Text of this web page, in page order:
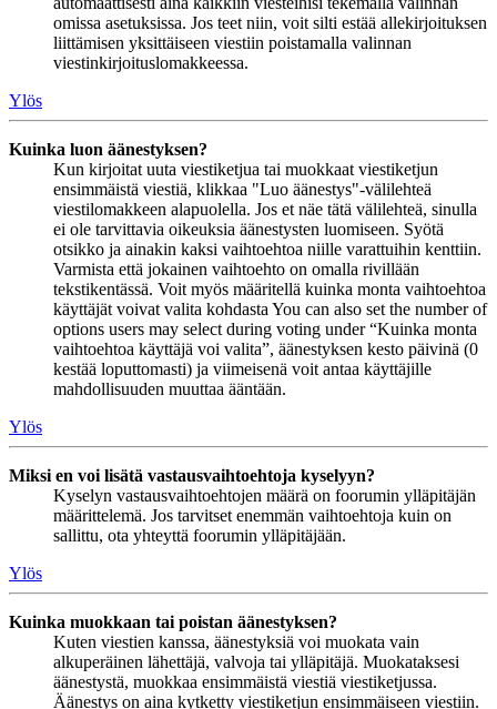
omissa asetuksissa. Jos teet niin, voit silti estää allekirjoituksen
liittämisen yksittäiseen viestiin poistamalla valinnan
viestinkirjoituslomakkeessa.
Ylös
Kuinka luon äänestyksen?
Kun kirjoitat uuta viestiketjua tai muokkaat viestiketjun
ensimmäistä viestiä, klikkaa "Luo äänestys"-välilehteä
viestilomakkeen alapuolella. Jos et näe tätä välilehteä, sinulla
ei ole tarvittavia oikeuksia äänestysten luomiseen. Syötä
otsikko ja ainakin kaksi vaihtoehtoa niille varattuihin kenttiin.
Varmista että jokainen vaihtoehto on omalla rivillään
tekstikentässä. Voit myös määritellä kuinka monta vaihtoehtoa
käyttäjät voivat valita kohdasta You can also set the number of
options users may select during voting under “Kuinka monta
vaihtoehtoa käyttäjä voi valita”, äänestyksen kesto päivinä (0
kestää loputtomasti) ja viimeisenä voit antaa käyttäjille
mahdollisuuden muuttaa ääntään.
Ylös
Miksi en voi lisätä vastausvaihtoehtoja kyselyyn?
Kyselyn vastausvaihtoehtojen määrä on foorumin ylläpitäjän
määrittelemä. Jos tarvitset enemmän vaihtoehtoja kuin on
sallittu, ota yhteyttä foorumin ylläpitäjään.
Ylös
Kuinka muokkaan tai poistan äänestyksen?
Kuten viestien kanssa, äänestyksiä voi muokata vain
alkuperäinen lähettäjä, valvoja tai ylläpitäjä. Muokataksesi
äänestystä, muokkaa ensimmäistä viestiä viestiketjussa.
Äänestys on aina kytketty viestiketjun ensimmäiseen viestiin.